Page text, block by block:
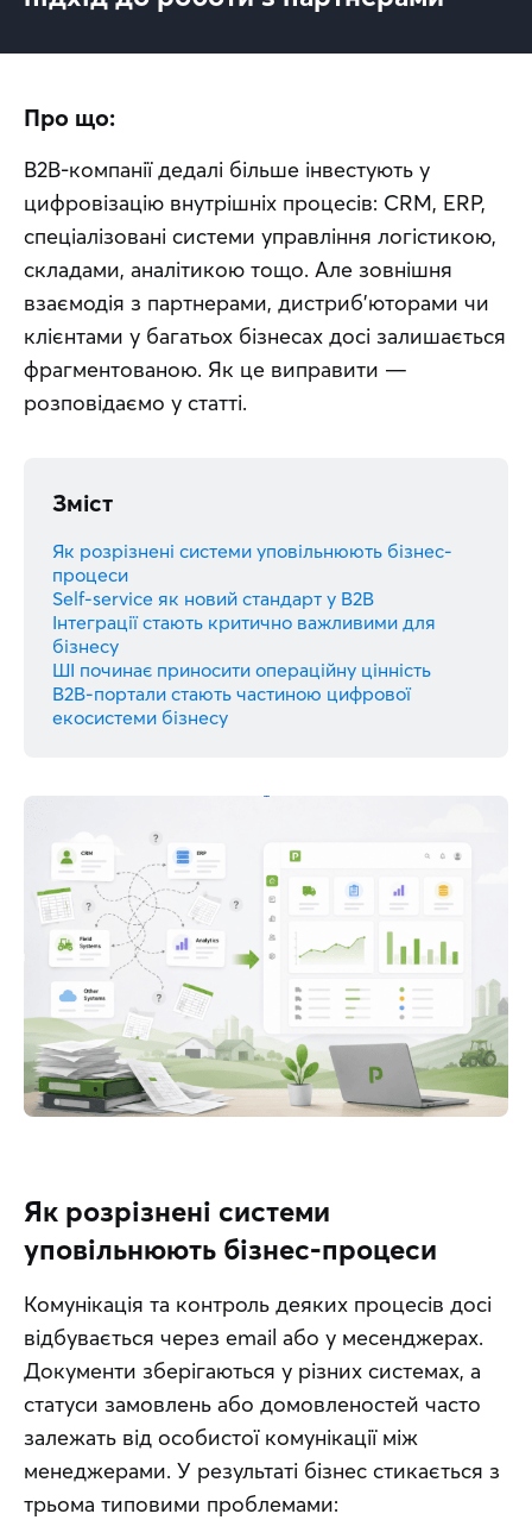
Про що:
B2B-компанії дедалі більше інвестують у
цифровізацію внутрішніх процесів: CRM, ERP,
спеціалізовані системи управління логістикою,
складами, аналітикою тощо. Але зовнішня
взаємодія з партнерами, дистриб’юторами чи
клієнтами у багатьох бізнесах досі залишається
фрагментованою. Як це виправити —
розповідаємо у статті.
Зміст
Як розрізнені системи уповільнюють бізнес-
процеси
Self-service як новий стандарт у B2B
Інтеграції стають критично важливими для
бізнесу
ШІ починає приносити операційну цінність
B2B-портали стають частиною цифрової
екосистеми бізнесу
Як розрізнені системи
уповільнюють бізнес-процеси
Комунікація та контроль деяких процесів досі
відбувається через email або у месенджерах.
Документи зберігаються у різних системах, а
статуси замовлень або домовленостей часто
залежать від особистої комунікації між
менеджерами. У результаті бізнес стикається з
трьома типовими проблемами: